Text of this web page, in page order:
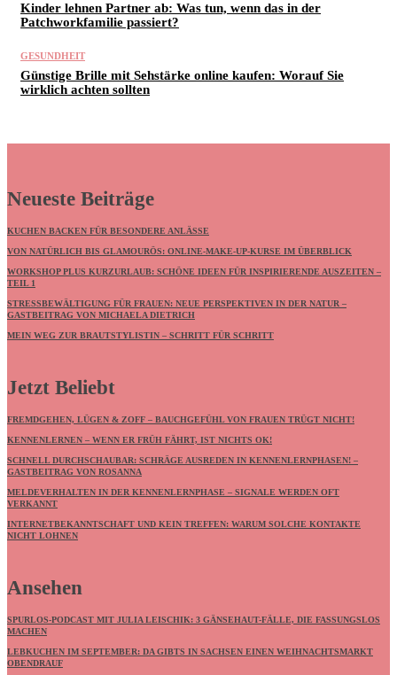
Kinder lehnen Partner ab: Was tun, wenn das in der
Patchworkfamilie passiert?
GESUNDHEIT
Günstige Brille mit Sehstärke online kaufen: Worauf Sie
wirklich achten sollten
Neueste Beiträge
KUCHEN BACKEN FÜR BESONDERE ANLÄSSE
VON NATÜRLICH BIS GLAMOURÖS: ONLINE-MAKE-UP-KURSE IM ÜBERBLICK
WORKSHOP PLUS KURZURLAUB: SCHÖNE IDEEN FÜR INSPIRIERENDE AUSZEITEN –
TEIL 1
STRESSBEWÄLTIGUNG FÜR FRAUEN: NEUE PERSPEKTIVEN IN DER NATUR –
GASTBEITRAG VON MICHAELA DIETRICH
MEIN WEG ZUR BRAUTSTYLISTIN – SCHRITT FÜR SCHRITT
Jetzt Beliebt
FREMDGEHEN, LÜGEN & ZOFF – BAUCHGEFÜHL VON FRAUEN TRÜGT NICHT!
KENNENLERNEN – WENN ER FRÜH FÄHRT, IST NICHTS OK!
SCHNELL DURCHSCHAUBAR: SCHRÄGE AUSREDEN IN KENNENLERNPHASEN! –
GASTBEITRAG VON ROSANNA
MELDEVERHALTEN IN DER KENNENLERNPHASE – SIGNALE WERDEN OFT
VERKANNT
INTERNETBEKANNTSCHAFT UND KEIN TREFFEN: WARUM SOLCHE KONTAKTE
NICHT LOHNEN
Ansehen
SPURLOS-PODCAST MIT JULIA LEISCHIK: 3 GÄNSEHAUT-FÄLLE, DIE FASSUNGSLOS
MACHEN
LEBKUCHEN IM SEPTEMBER: DA GIBTS IN SACHSEN EINEN WEIHNACHTSMARKT
OBENDRAUF